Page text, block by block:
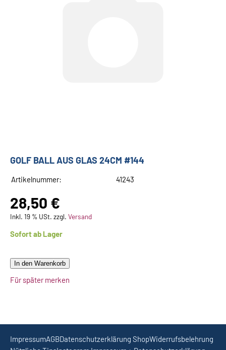
GOLF BALL AUS GLAS 24CM #144
Artikelnummer: 41243
28,50 €
Inkl. 19 % USt. zzgl. Versand
Sofort ab Lager
In den Warenkorb
Für später merken
ImpressumAGBDatenschutzerklärung ShopWiderrufsbelehrung